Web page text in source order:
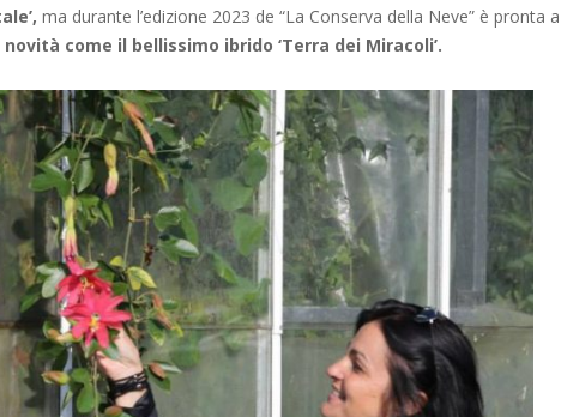
ma durante l’edizione 2023 de “La Conserva della Neve” è pronta a
come il bellissimo ibrido ‘Terra dei Miracoli’.